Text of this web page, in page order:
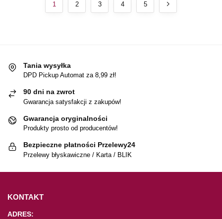
1 2 3 4 5
Tania wysyłka
DPD Pickup Automat za 8,99 zł!
90 dni na zwrot
Gwarancja satysfakcji z zakupów!
Gwarancja oryginalności
Produkty prosto od producentów!
Bezpieczne płatności Przelewy24
Przelewy błyskawiczne / Karta / BLIK
KONTAKT
ADRES: